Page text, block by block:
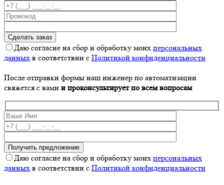
Даю согласие на сбор и обработку моих персональных
данных в соответствии с Политикой конфиденциальности
После отправки формы наш инженер по автоматизации
свяжется с вами и проконсультирует по всем вопросам
Даю согласие на сбор и обработку моих персональных
данных в соответствии с Политикой конфиденциальности